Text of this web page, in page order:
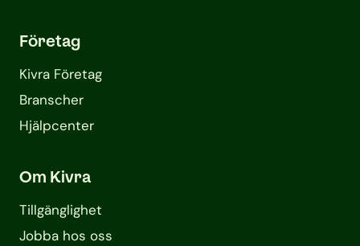
Företag
Kivra Företag
Branscher
Hjälpcenter
Om Kivra
Tillgänglighet
Jobba hos oss